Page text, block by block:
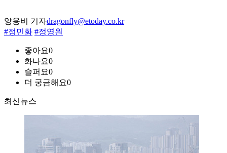
양용비 기자dragonfly@etoday.co.kr
#정민화 #정영원
좋아요0
화나요0
슬퍼요0
더 궁금해요0
최신뉴스